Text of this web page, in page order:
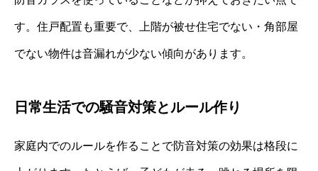
す。住戸配置も重要で、上階が被せ住宅でない・角部屋
でない物件は音漏れが少ない傾向があります。
日常生活での騒音対策とルール作り
家庭内でのルールを作ることで防音対策の効果は格段に